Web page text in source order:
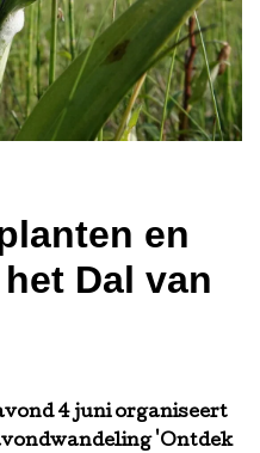
en
Dal van
4 juni organiseert
'Ontdek